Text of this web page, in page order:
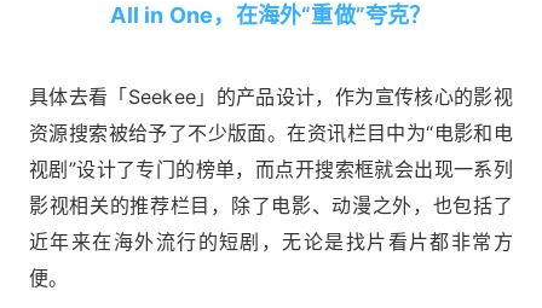
All in One，在海外“重做”夸克？
具体去看「Seekee」的产品设计，作为宣传核心的影视
资源搜索被给予了不少版面。在资讯栏目中为“电影和电
视剧”设计了专门的榜单，而点开搜索框就会出现一系列
影视相关的推荐栏目，除了电影、动漫之外，也包括了
近年来在海外流行的短剧，无论是找片看片都非常方
便。